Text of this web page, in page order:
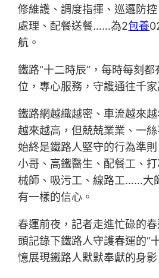
修維護、調度指揮、巡邏防
處理、配餐送餐……為2包養
航。
鐵路“十二時辰”，每時每刻
位，專心服務，守護通往千家
鐵路網越織越密、車流越來
越來越高，但兢兢業業、一絲
始終是鐵路人堅守的行為準
小哥、高鐵醫生、配餐工、
械師、吸污工、線路工……大
有一樣的信心。
春運前夜，記者走進忙碌的
頭記錄下鐵路人守護春運的“
憶展現鐵路人默默奉獻的身影